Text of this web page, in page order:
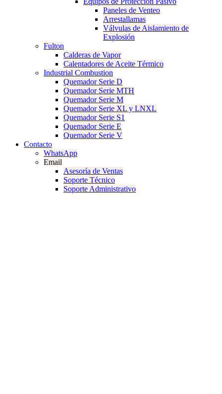
Paneles de Venteo
Arrestallamas
Válvulas de Aislamiento de
Explosión
Fulton
Calderas de Vapor
Calentadores de Aceite Térmico
Industrial Combustion
Quemador Serie D
Quemador Serie MTH
Quemador Serie M
Quemador Serie XL y LNXL
Quemador Serie S1
Quemador Serie E
Quemador Serie V
Contacto
WhatsApp
Email
Asesoría de Ventas
Soporte Técnico
Soporte Administrativo